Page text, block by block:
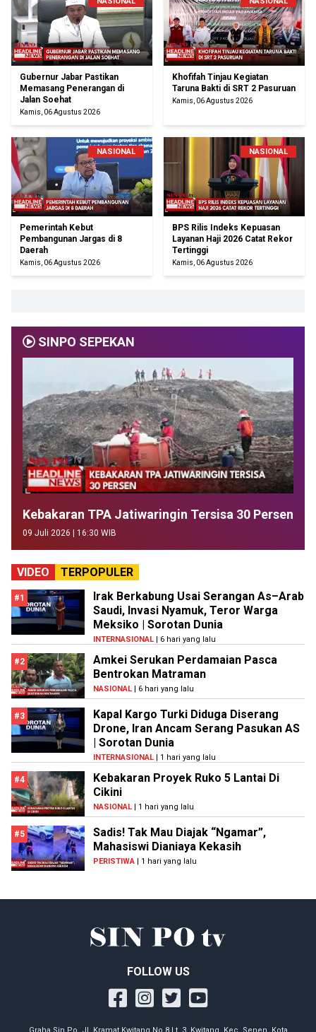
Gubernur Jabar Pastikan
Memasang Penerangan di
Jalan Soehat
Kamis, 06 Agustus 2026
Khofifah Tinjau Kegiatan
Taruna Bakti di SRT 2 Pasuruan
Kamis, 06 Agustus 2026
NASIONAL
Pemerintah Kebut
Pembangunan Jargas di 8
Daerah
Kamis, 06 Agustus 2026
NASIONAL
BPS Rilis Indeks Kepuasan
Layanan Haji 2026 Catat Rekor
Tertinggi
Kamis, 06 Agustus 2026
SINPO SEPEKAN
Kebakaran TPA Jatiwaringin Tersisa 30 Persen
09 Juli 2026 | 16:30 WIB
VIDEO TERPOPULER
#1
Irak Berkabung Usai Serangan As–Arab
Saudi, Invasi Nyamuk, Teror Warga
Meksiko | Sorotan Dunia
INTERNASIONAL | 6 hari yang lalu
#2
Amkei Serukan Perdamaian Pasca
Bentrokan Matraman
NASIONAL | 6 hari yang lalu
#3
Kapal Kargo Turki Diduga Diserang
Drone, Iran Ancam Serang Pasukan AS
| Sorotan Dunia
INTERNASIONAL | 1 hari yang lalu
#4
Kebakaran Proyek Ruko 5 Lantai Di
Cikini
NASIONAL | 1 hari yang lalu
#5
Sadis! Tak Mau Diajak “Ngamar”,
Mahasiswi Dianiaya Kekasih
PERISTIWA | 1 hari yang lalu
FOLLOW US